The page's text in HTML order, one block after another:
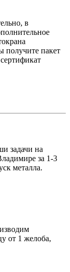
в
получите пакет
задачи на
за 1-3
металла.
от 1 желоба,